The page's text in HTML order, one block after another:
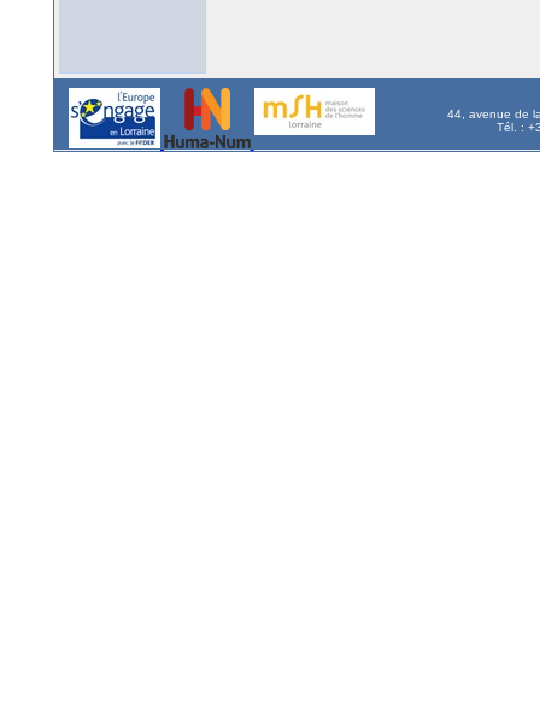
44, avenue de
Tél. :